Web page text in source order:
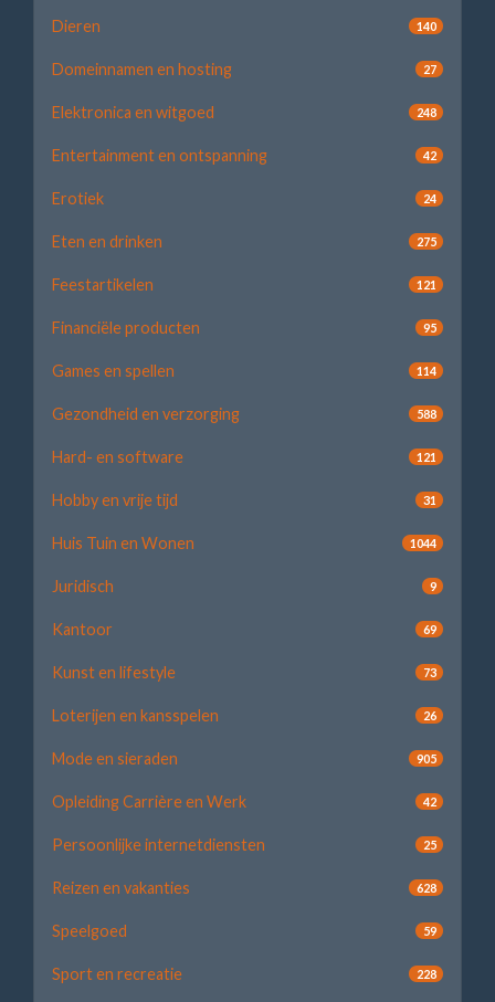
Dieren 140
Domeinnamen en hosting 27
Elektronica en witgoed 248
Entertainment en ontspanning 42
Erotiek 24
Eten en drinken 275
Feestartikelen 121
Financiële producten 95
Games en spellen 114
Gezondheid en verzorging 588
Hard- en software 121
Hobby en vrije tijd 31
Huis Tuin en Wonen 1044
Juridisch 9
Kantoor 69
Kunst en lifestyle 73
Loterijen en kansspelen 26
Mode en sieraden 905
Opleiding Carrière en Werk 42
Persoonlijke internetdiensten 25
Reizen en vakanties 628
Speelgoed 59
Sport en recreatie 228